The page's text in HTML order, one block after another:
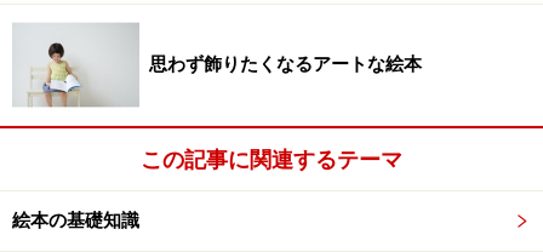
思わず飾りたくなるアートな絵本
この記事に関連するテーマ
絵本の基礎知識